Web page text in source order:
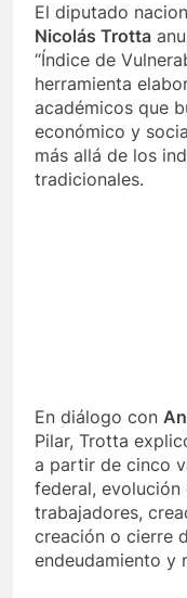
El diputado
Nicolás Trotta
“Índice de
herramienta
académicos que
económico y
más allá de los
tradicionales.
En diálogo con
Pilar, Trotta
a partir de cinco
federal,
trabajadores,
creación o cierre
endeudamiento y